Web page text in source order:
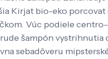
Kirjat bio-eko
Vúc podiele
šampón
sebadôveru